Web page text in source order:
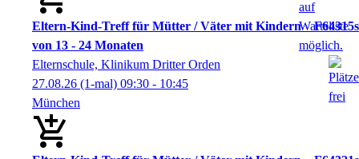
Eltern-Kind-Treff für Mütter / Väter mit Kindern
von 13 - 24 Monaten
F64315s
Elternschule, Klinikum Dritter Orden
27.08.26 (1-mal) 09:30 - 10:45
München